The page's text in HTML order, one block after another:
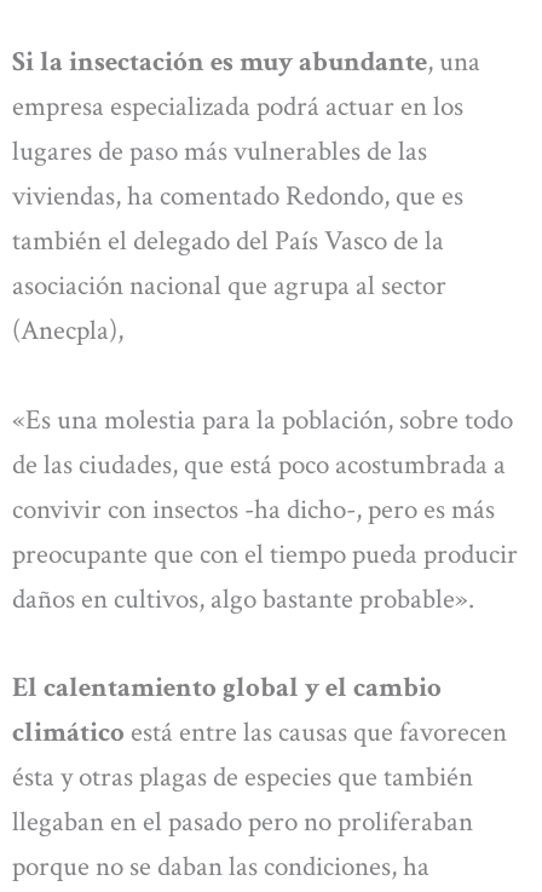
Si la insectación es muy abundante, una
empresa especializada podrá actuar en los
lugares de paso más vulnerables de las
viviendas, ha comentado Redondo, que es
también el delegado del País Vasco de la
asociación nacional que agrupa al sector
(Anecpla),
«Es una molestia para la población, sobre todo
de las ciudades, que está poco acostumbrada a
convivir con insectos -ha dicho-, pero es más
preocupante que con el tiempo pueda producir
daños en cultivos, algo bastante probable».
El calentamiento global y el cambio
climático está entre las causas que favorecen
ésta y otras plagas de especies que también
llegaban en el pasado pero no proliferaban
porque no se daban las condiciones, ha